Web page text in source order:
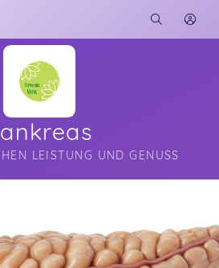
LEISTUNG UND GENUSS
about me here...